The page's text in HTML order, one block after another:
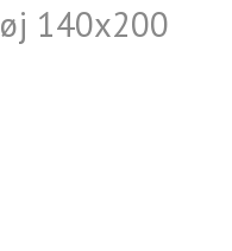
140x200